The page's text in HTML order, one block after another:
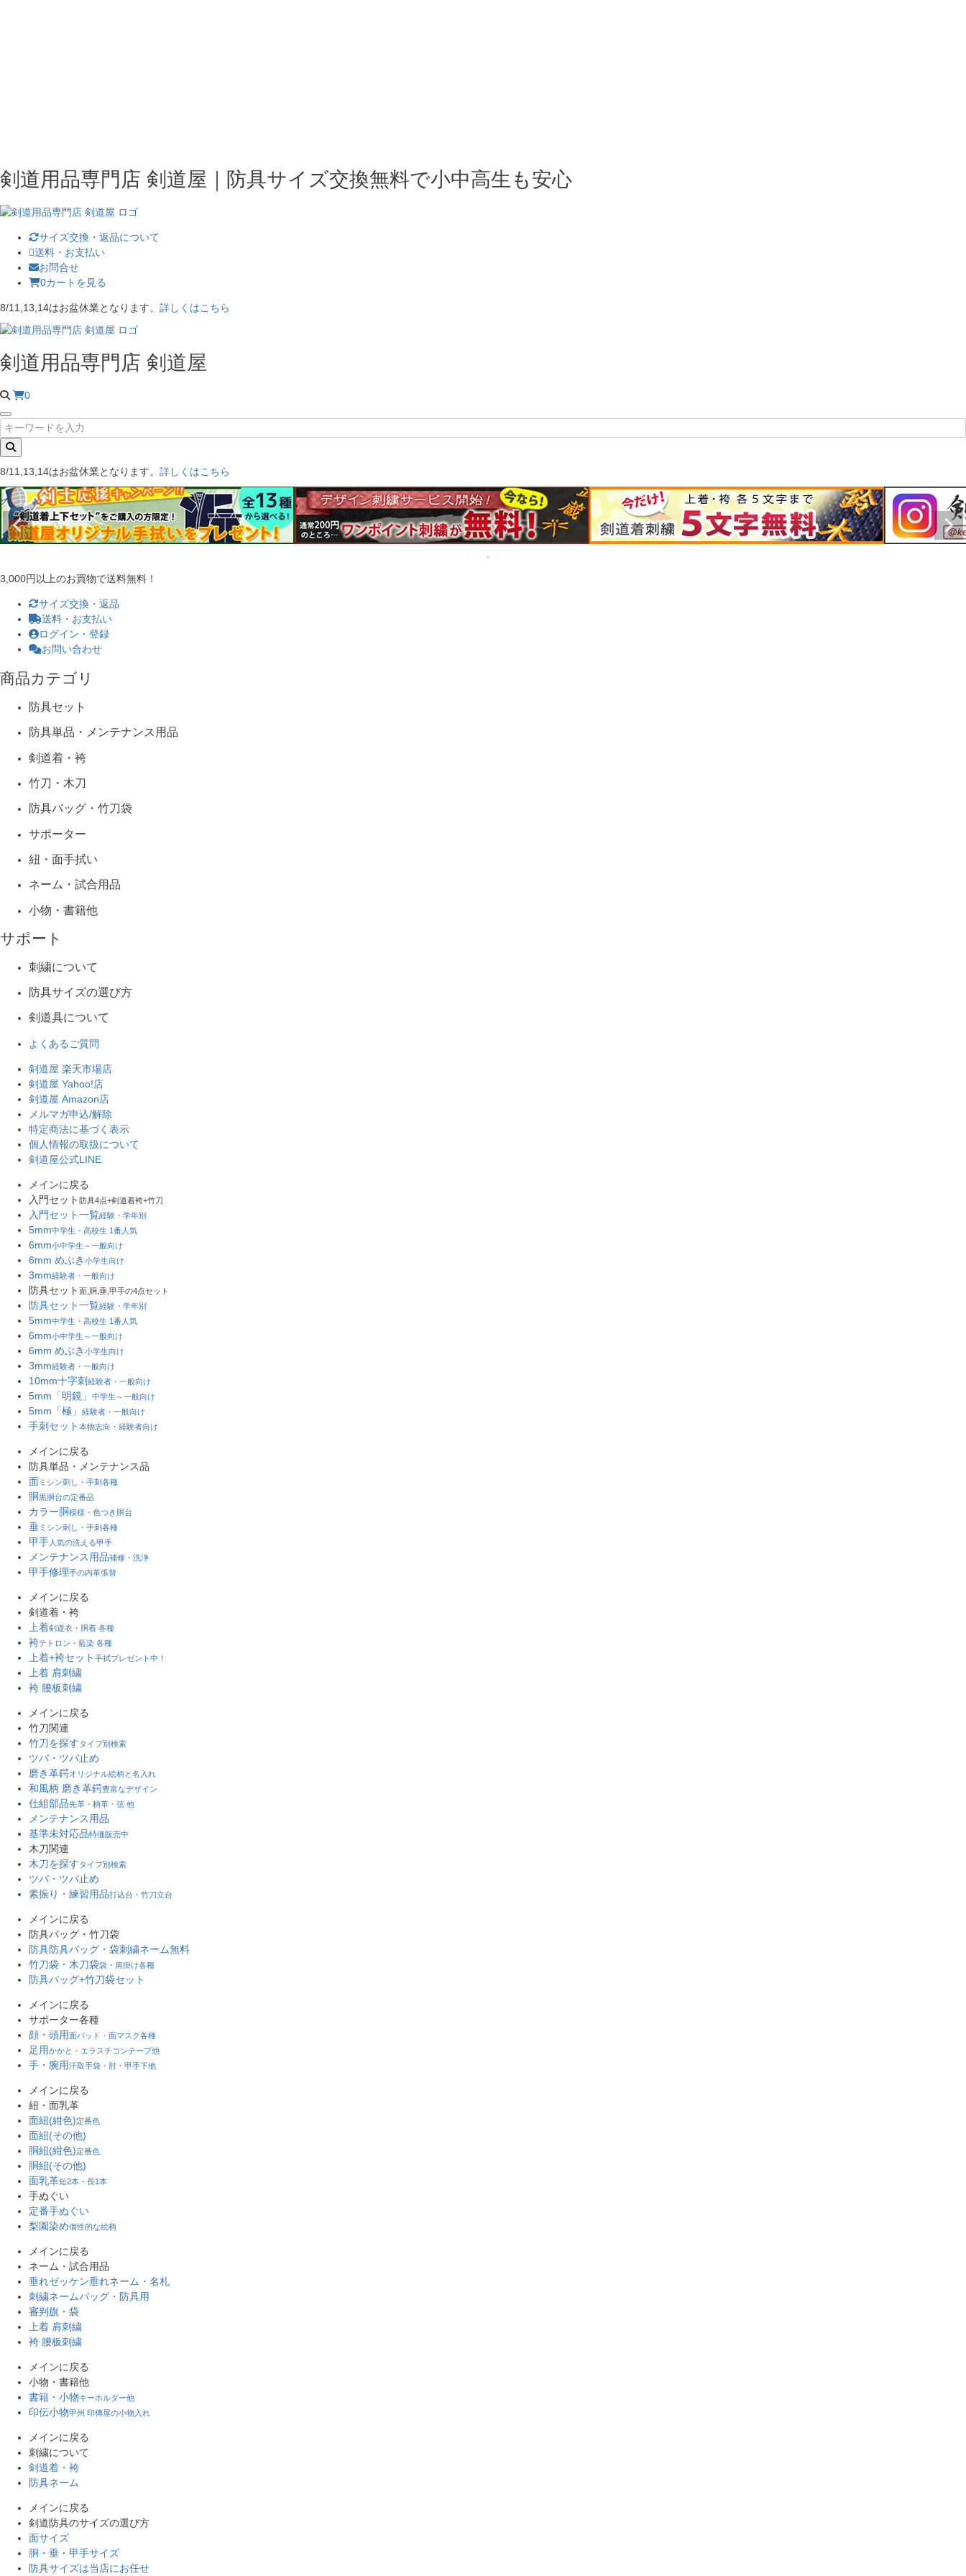
剣道用品専門店 剣道屋｜防具サイズ交換無料で小中高生も安心
サイズ交換・返品について
送料・お支払い
お問合せ
0カートを見る
8/11,13,14はお盆休業となります。 詳しくはこちら
剣道用品専門店 剣道屋
0
8/11,13,14はお盆休業となります。 詳しくはこちら
3,000円以上のお買物で送料無料！
サイズ交換・返品
送料・お支払い
ログイン・登録
お問い合わせ
商品カテゴリ
防具セット
防具単品・メンテナンス用品
剣道着・袴
竹刀・木刀
防具バッグ・竹刀袋
サポーター
紐・面手拭い
ネーム・試合用品
小物・書籍他
サポート
刺繍について
防具サイズの選び方
剣道具について
よくあるご質問
剣道屋 楽天市場店
剣道屋 Yahoo!店
剣道屋 Amazon店
メルマガ申込/解除
特定商法に基づく表示
個人情報の取扱について
剣道屋公式LINE
メインに戻る
入門セット 防具4点+剣道着袴+竹刀
入門セット一覧経験・学年別
5mm中学生・高校生 1番人気
6mm小中学生～一般向け
6mm めぶき 小学生向け
3mm経験者・一般向け
防具セット 面,胴,垂,甲手の4点セット
防具セット一覧経験・学年別
5mm中学生・高校生 1番人気
6mm小中学生～一般向け
6mm めぶき 小学生向け
3mm経験者・一般向け
10mm十字刺 経験者・一般向け
5mm「明鏡」 中学生～一般向け
5mm「極」 経験者・一般向け
手刺セット 本物志向・経験者向け
メインに戻る
防具単品・メンテナンス品
面 ミシン刺し・手刺各種
胴黒胴台の定番品
カラー胴模様・色つき胴台
垂 ミシン刺し・手刺各種
甲手 人気の洗える甲手
メンテナンス用品補修・洗浄
甲手修理手の内革張替
メインに戻る
剣道着・袴
上着剣道衣・胴着 各種
袴テトロン・藍染 各種
上着+袴セット 手拭プレゼント中！
上着 肩刺繍
袴 腰板刺繍
メインに戻る
竹刀関連
竹刀を探すタイプ別検索
ツバ・ツバ止め
磨き革鍔オリジナル絵柄と名入れ
和風柄 磨き革鍔豊富なデザイン
仕組部品先革・柄革・弦 他
メンテナンス用品
基準未対応品特価販売中
木刀関連
木刀を探すタイプ別検索
ツバ・ツバ止め
素振り・練習用品打込台・竹刀立台
メインに戻る
防具バッグ・竹刀袋
防具防具バッグ・袋刺繍ネーム無料
竹刀袋・木刀袋袋・肩掛け各種
防具バッグ+竹刀袋セット
メインに戻る
サポーター各種
顔・頭用面パッド・面マスク各種
足用かかと・エラスチコンテープ他
手・腕用汗取手袋・肘・甲手下他
メインに戻る
紐・面乳革
面紐(紺色)定番色
面紐(その他)
胴紐(紺色)定番色
胴紐(その他)
面乳革短2本・長1本
手ぬぐい
定番手ぬぐい
梨園染め個性的な絵柄
メインに戻る
ネーム・試合用品
垂れゼッケン垂れネーム・名札
刺繍ネームバッグ・防具用
審判旗・袋
上着 肩刺繍
袴 腰板刺繍
メインに戻る
小物・書籍他
書籍・小物キーホルダー他
印伝小物甲州 印傳屋の小物入れ
メインに戻る
刺繍について
剣道着・袴
防具ネーム
メインに戻る
剣道防具のサイズの選び方
面サイズ
胴・垂・甲手サイズ
防具サイズは当店にお任せ